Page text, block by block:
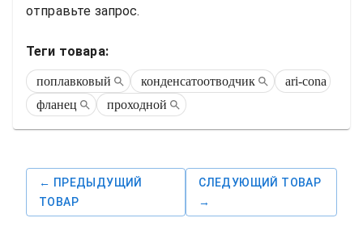
отправьте запрос.
Теги товара:
поплавковый конденсатоотводчик
ari-cona
фланец
проходной
← ПРЕДЫДУЩИЙ
ТОВАР
СЛЕДУЮЩИЙ ТОВАР
→